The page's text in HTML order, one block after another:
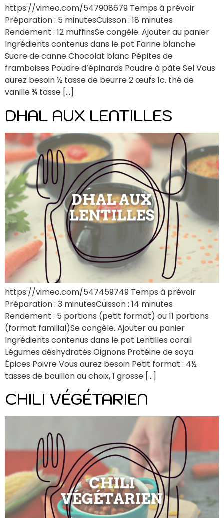
https://vimeo.com/547908679 Temps à prévoir
Préparation : 5 minutesCuisson : 18 minutes
Rendement : 12 muffinsSe congèle. Ajouter au panier
Ingrédients contenus dans le pot Farine blanche
Sucre de canne Chocolat blanc Pépites de
framboises Poudre d’épinards Poudre à pâte Sel Vous
aurez besoin ½ tasse de beurre 2 œufs 1c. thé de
vanille ¾ tasse […]
DHAL AUX LENTILLES
https://vimeo.com/547459749 Temps à prévoir
Préparation : 3 minutesCuisson : 14 minutes
Rendement : 5 portions (petit format) ou 11 portions
(format familial)Se congèle. Ajouter au panier
Ingrédients contenus dans le pot Lentilles corail
Légumes déshydratés Oignons Protéine de soya
Épices Poivre Vous aurez besoin Petit format : 4½
tasses de bouillon au choix, 1 grosse […]
CHILI VÉGÉTARIEN